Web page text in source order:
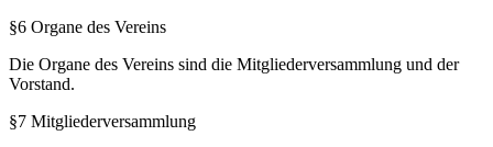
§6 Organe des Vereins
Die Organe des Vereins sind die Mitgliederversammlung und der
Vorstand.
§7 Mitgliederversammlung